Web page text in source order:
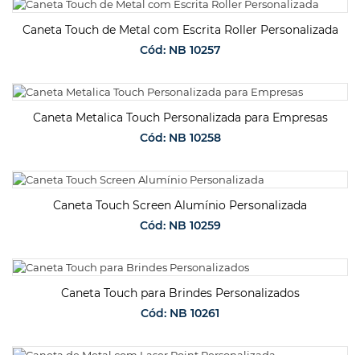
SOLICITAR ORÇAMENTO
Caneta Touch de Metal com Escrita Roller Personalizada
Cód: NB 10257
SOLICITAR ORÇAMENTO
Caneta Metalica Touch Personalizada para Empresas
Cód: NB 10258
SOLICITAR ORÇAMENTO
Caneta Touch Screen Alumínio Personalizada
Cód: NB 10259
SOLICITAR ORÇAMENTO
Caneta Touch para Brindes Personalizados
Cód: NB 10261